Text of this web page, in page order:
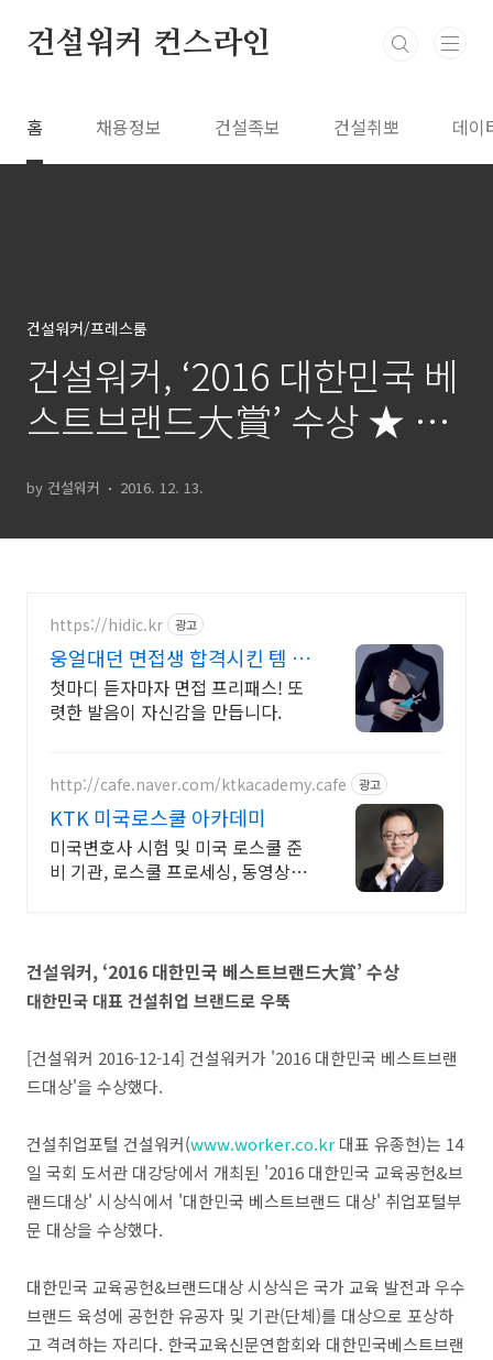
건설워커 컨스라인
홈 채용정보 건설족보 건설취뽀 데이
건설워커/프레스룸
건설워커, ‘2016 대한민국 베
스트브랜드大賞’ 수상 ★ 14
상식
by 건설워커 2016. 12. 13.
https://hidic.kr 광고
웅얼대던 면접생 합격시킨 템 면
접 합격 필수템
첫마디 듣자마자 면접 프리패스! 또
렷한 발음이 자신감을 만듭니다.
http://cafe.naver.com/ktkacademy.cafe 광고
KTK 미국로스쿨 아카데미
미국변호사 시험 및 미국 로스쿨 준
비 기관, 로스쿨 프로세싱, 동영상 강
건설워커, ‘2016 대한민국 베스트브랜드大賞’수상
대한민국 대표 건설취업 브랜드로 우뚝
[건설워커 2016-12-14] 건설워커가 '2016 대한민국 베스트브랜
드대상'을 수상했다.
건설취업포털 건설워커(www.worker.co.kr 대표 유종현)는 14
일 국회 도서관 대강당에서 개최된 '2016 대한민국 교육공헌&브
랜드대상' 시상식에서 '대한민국 베스트브랜드 대상' 취업포털부
문 대상을 수상했다.
대한민국 교육공헌&브랜드대상 시상식은 국가 교육 발전과 우수
브랜드 육성에 공헌한 유공자 및 기관(단체)를 대상으로 포상하
고 격려하는 자리다. 한국교육신문연합회와 대한민국베스트브랜